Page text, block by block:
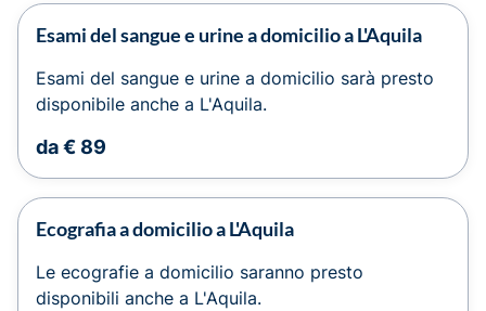
Esami del sangue e urine a domicilio a L'Aquila
Esami del sangue e urine a domicilio sarà presto
disponibile anche a L'Aquila.
da € 89
Ecografia a domicilio a L'Aquila
Le ecografie a domicilio saranno presto
disponibili anche a L'Aquila.